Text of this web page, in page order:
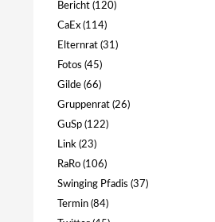
Bericht (120)
CaEx (114)
Elternrat (31)
Fotos (45)
Gilde (66)
Gruppenrat (26)
GuSp (122)
Link (23)
RaRo (106)
Swinging Pfadis (37)
Termin (84)